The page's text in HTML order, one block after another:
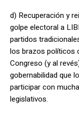
d) Recuperación y
golpe electoral a
partidos
los brazos políticos
Congreso (y al
gobernabilidad que
participar con
legislativos.